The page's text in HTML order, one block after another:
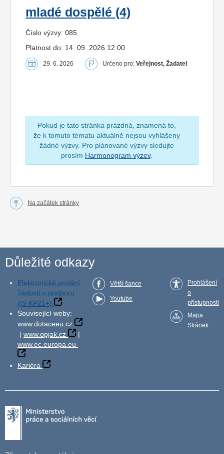
mladé dospělé (4)
Číslo výzvy: 085
Platnost do: 14. 09. 2026 12:00
29. 6. 2026 Určeno pro: Veřejnost, Žadatel
Pokud je tato stránka prázdná, znamená to,
že k tomuto tématu aktuálně nejsou vyhlášeny
žádné výzvy. Pro plánované výzvy sledujte
prosím Harmonogram výzev.
Na začátek stránky
Důležité odkazy
Elektronické podání
žádosti o podporu
(IS KP21+)
Související weby:
www.dotaceeu.cz
| www.opjak.cz
|
www.ec.europa.eu
Kariéra
Větší šance
Youtube
Prohlášení
o
přístupnosti
Mapa
Stránek